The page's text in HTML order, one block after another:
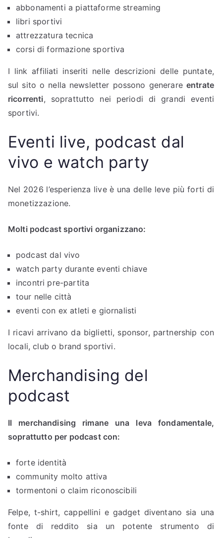
abbonamenti a piattaforme streaming
libri sportivi
attrezzatura tecnica
corsi di formazione sportiva
I link affiliati inseriti nelle descrizioni delle puntate,
sul sito o nella newsletter possono generare entrate
ricorrenti, soprattutto nei periodi di grandi eventi
sportivi.
Eventi live, podcast dal
vivo e watch party
Nel 2026 l’esperienza live è una delle leve più forti di
monetizzazione.
Molti podcast sportivi organizzano:
podcast dal vivo
watch party durante eventi chiave
incontri pre-partita
tour nelle città
eventi con ex atleti e giornalisti
I ricavi arrivano da biglietti, sponsor, partnership con
locali, club o brand sportivi.
Merchandising del
podcast
Il merchandising rimane una leva fondamentale,
soprattutto per podcast con:
forte identità
community molto attiva
tormentoni o claim riconoscibili
Felpe, t-shirt, cappellini e gadget diventano sia una
fonte di reddito sia un potente strumento di